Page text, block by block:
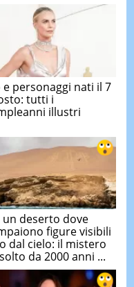
e personaggi nati il 7
tutti i
illustri
un deserto dove
figure visibili
dal cielo: il mistero
da 2000 anni ...